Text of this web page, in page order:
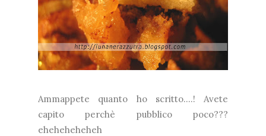
Ammappete quanto ho scritto....! Avete
capito perchè pubblico poco???
eheheheheheh